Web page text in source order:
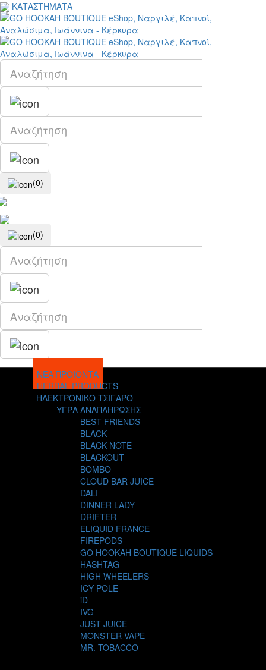
ΚΑΤΑΣΤΗΜΑΤΑ
(0)
(0)
ΝΕΑ ΠΡΟΪΟΝΤΑ
HERBAL PRODUCTS
ΗΛΕΚΤΡΟΝΙΚΟ ΤΣΙΓΑΡΟ
ΥΓΡΑ ΑΝΑΠΛΗΡΩΣΗΣ
BEST FRIENDS
BLACK
BLACK NOTE
BLACKOUT
BOMBO
CLOUD BAR JUICE
DALI
DINNER LADY
DRIFTER
ELIQUID FRANCE
FIREPODS
GO HOOKAH BOUTIQUE LIQUIDS
HASHTAG
HIGH WHEELERS
ICY POLE
iD
IVG
JUST JUICE
MONSTER VAPE
MR. TOBACCO